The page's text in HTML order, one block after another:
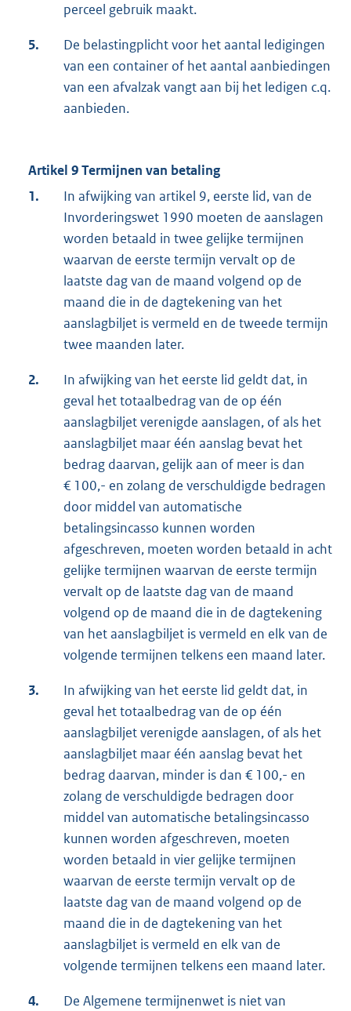
perceel gebruik maakt.
5.
De belastingplicht voor het aantal ledigingen
van een container of het aantal aanbiedingen
van een afvalzak vangt aan bij het ledigen c.q.
aanbieden.
Artikel 9 Termijnen van betaling
1.
In afwijking van artikel 9, eerste lid, van de
Invorderingswet 1990 moeten de aanslagen
worden betaald in twee gelijke termijnen
waarvan de eerste termijn vervalt op de
laatste dag van de maand volgend op de
maand die in de dagtekening van het
aanslagbiljet is vermeld en de tweede termijn
twee maanden later.
2.
In afwijking van het eerste lid geldt dat, in
geval het totaalbedrag van de op één
aanslagbiljet verenigde aanslagen, of als het
aanslagbiljet maar één aanslag bevat het
bedrag daarvan, gelijk aan of meer is dan
€ 100,- en zolang de verschuldigde bedragen
door middel van automatische
betalingsincasso kunnen worden
afgeschreven, moeten worden betaald in acht
gelijke termijnen waarvan de eerste termijn
vervalt op de laatste dag van de maand
volgend op de maand die in de dagtekening
van het aanslagbiljet is vermeld en elk van de
volgende termijnen telkens een maand later.
3.
In afwijking van het eerste lid geldt dat, in
geval het totaalbedrag van de op één
aanslagbiljet verenigde aanslagen, of als het
aanslagbiljet maar één aanslag bevat het
bedrag daarvan, minder is dan € 100,- en
zolang de verschuldigde bedragen door
middel van automatische betalingsincasso
kunnen worden afgeschreven, moeten
worden betaald in vier gelijke termijnen
waarvan de eerste termijn vervalt op de
laatste dag van de maand volgend op de
maand die in de dagtekening van het
aanslagbiljet is vermeld en elk van de
volgende termijnen telkens een maand later.
4.
De Algemene termijnenwet is niet van